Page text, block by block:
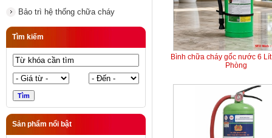
Bảo trì hệ thống chữa cháy
Tìm kiếm
Sản phẩm nổi bật
Bình chữa cháy gốc nước 6
Phòng